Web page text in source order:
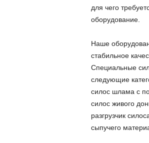
для чего
оборудование.
Наше
стабильное
Специальные
следующие
силос шлама с
силос живого
разгрузчик
сыпучего